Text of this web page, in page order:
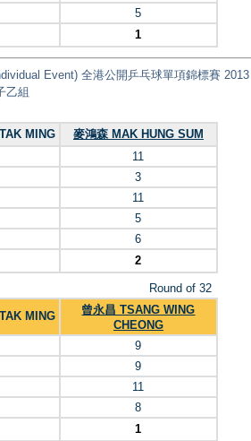
5
1
Event) 全港公開乒乓球單項錦標賽 2013
乙組
MING
麥鴻森 MAK HUNG SUM
11
3
11
5
6
2
Round of 32
MING
曾永昌 TSANG WING
CHEONG
9
9
11
8
1